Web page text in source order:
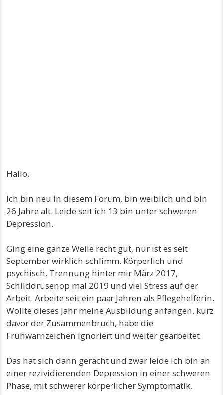
Hallo,
Ich bin neu in diesem Forum, bin weiblich und bin
26 Jahre alt. Leide seit ich 13 bin unter schweren
Depression.
Ging eine ganze Weile recht gut, nur ist es seit
September wirklich schlimm. Körperlich und
psychisch. Trennung hinter mir März 2017,
Schilddrüsenop mal 2019 und viel Stress auf der
Arbeit. Arbeite seit ein paar Jahren als Pflegehelferin.
Wollte dieses Jahr meine Ausbildung anfangen, kurz
davor der Zusammenbruch, habe die
Frühwarnzeichen ignoriert und weiter gearbeitet.
Das hat sich dann gerächt und zwar leide ich bin an
einer rezividierenden Depression in einer schweren
Phase, mit schwerer körperlicher Symptomatik.